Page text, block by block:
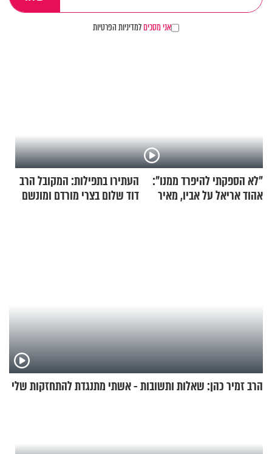
אני מסכיםלמדיניות הפרטיות
"לא הספקתי להיפרד ממנו":
אהוד אריאל על אביו, מאיר
העתירו בתפילות: המקובל הרב
דוד שלום בצרי מורדם ומונשם
הרב זמיר כהן: שאלות ותשובות - אשתי מתנגדת להתחזקות שלי